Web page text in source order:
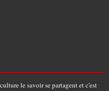
le savoir se partagent et c'est